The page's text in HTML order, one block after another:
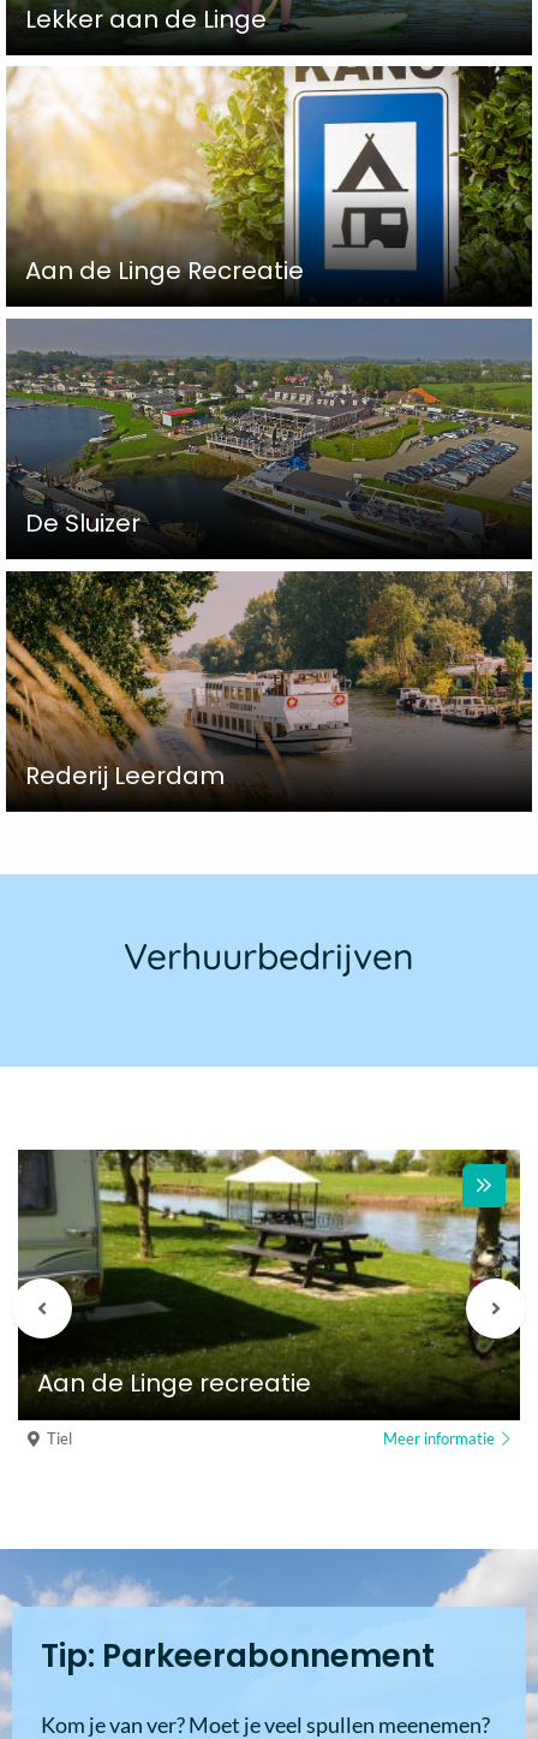
Lekker aan de Linge
Aan de Linge Recreatie
De Sluizer
Rederij Leerdam
Verhuurbedrijven
Vorige
berichten
Aan de Linge recreatie
Tiel Meer informatie
Tip: Parkeerabonnement
Kom je van ver? Moet je veel spullen meenemen?